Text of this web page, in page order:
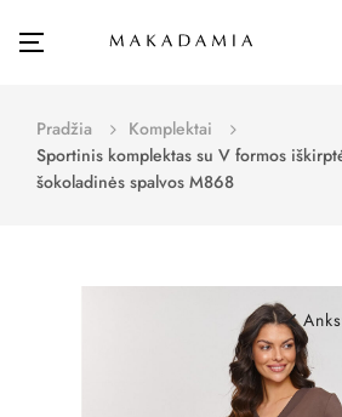
Toggle
☰
Pradžia
Komplektai
Sportinis komplektas su V formos
šokoladinės spalvos M868